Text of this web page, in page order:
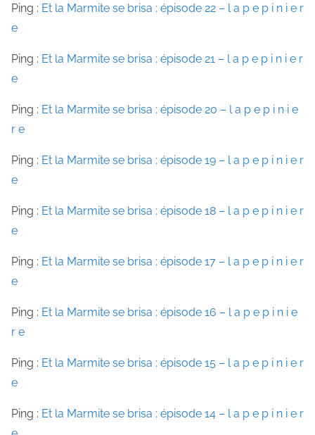
Ping : Et la Marmite se brisa : épisode 22 – l a p e p i n i e r
e
Ping : Et la Marmite se brisa : épisode 21 – l a p e p i n i e r
e
Ping : Et la Marmite se brisa : épisode 20 – l a p e p i n i e
r e
Ping : Et la Marmite se brisa : épisode 19 – l a p e p i n i e r
e
Ping : Et la Marmite se brisa : épisode 18 – l a p e p i n i e r
e
Ping : Et la Marmite se brisa : épisode 17 – l a p e p i n i e r
e
Ping : Et la Marmite se brisa : épisode 16 – l a p e p i n i e
r e
Ping : Et la Marmite se brisa : épisode 15 – l a p e p i n i e r
e
Ping : Et la Marmite se brisa : épisode 14 – l a p e p i n i e r